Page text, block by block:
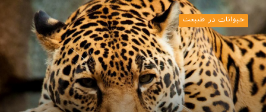
کمیاب
حیوانی
حیوانات در طبیعت